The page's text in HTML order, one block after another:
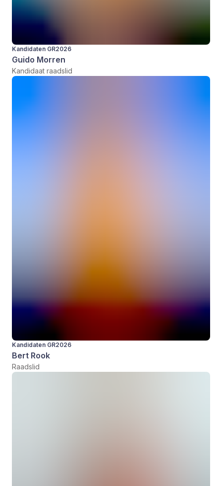
Kandidaten GR2026
Guido Morren
Kandidaat raadslid
Kandidaten GR2026
Bert Rook
Raadslid